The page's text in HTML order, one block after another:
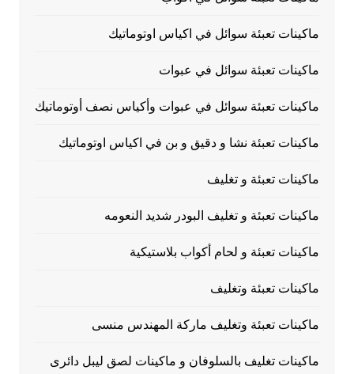
ماكينات تعبئة سوائل في اكياس اوتوماتيك
ماكينات تعبئة سوائل في عبوات
ماكينات تعبئة سوائل في عبوات وأكياس نصف أوتوماتيك
ماكينات تعبئة نشا و دقيق و بن في اكياس اوتوماتيك
ماكينات تعبئة و تغليف
ماكينات تعبئة و تغليف البودر شديد النعومه
ماكينات تعبئة و لحام أكواب بلاستيكية
ماكينات تعبئة وتغليف
ماكينات تعبئة وتغليف ماركة المهندس منسى
ماكينات تغليف بالسلوفان و ماكينات لصق ليبل دائرى